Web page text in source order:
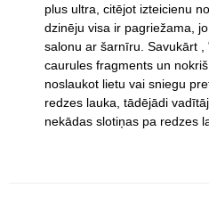
plus ultra, citējot izteicienu
dzinēju visa ir pagriežama,
salonu ar šarnīru. Savukārt ,
caurules fragments un
noslaukot lietu vai sniegu
redzes lauka, tādējādi
nekādas slotiņas pa redzes